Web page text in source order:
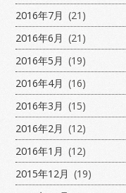
2016年7月 (21)
2016年6月 (21)
2016年5月 (19)
2016年4月 (16)
2016年3月 (15)
2016年2月 (12)
2016年1月 (12)
2015年12月 (19)